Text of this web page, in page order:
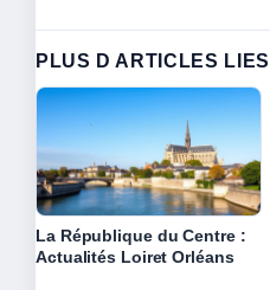
PLUS D ARTICLES LIES
La République du Centre :
Actualités Loiret Orléans